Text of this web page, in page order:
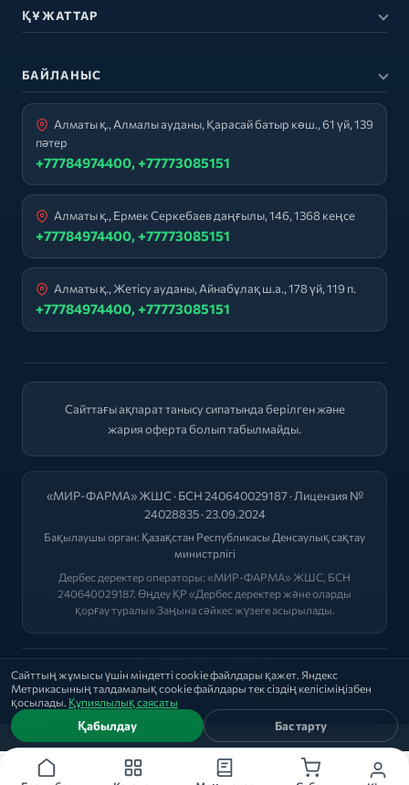
Сайттың жұмысы үшін міндетті cookie файлдары қажет. Яндекс
Метрикасының талдамалық cookie файлдары тек сіздің келісіміңізбен
қосылады. Құпиялылық саясаты
Қабылдау Бас тарту
ҚҰЖАТТАР
БАЙЛАНЫС
Алматы қ., Алмалы ауданы, Қарасай батыр көш., 61 үй, 139
пәтер
+77784974400, +77773085151
Алматы қ., Ермек Серкебаев даңғылы, 146, 1368 кеңсе
+77784974400, +77773085151
Алматы қ., Жетісу ауданы, Айнабұлақ ш.а., 178 үй, 119 п.
+77784974400, +77773085151
Сайттағы ақпарат танысу сипатында берілген және
жария оферта болып табылмайды.
«МИР-ФАРМА» ЖШС · БСН 240640029187 · Лицензия №
24028835 · 23.09.2024
Бақылаушы орган: Қазақстан Республикасы Денсаулық сақтау
министрлігі
Дербес деректер операторы: «МИР-ФАРМА» ЖШС, БСН
240640029187. Өңдеу ҚР «Дербес деректер және оларды
қорғау туралы» Заңына сәйкес жүзеге асырылады.
2026 © "МИР-ФАРМА"
Саясат | Оферта | Лицензиялар